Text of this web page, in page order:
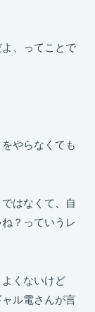
、ってことで
やらなくても
はなくて、自
？っていうレ
くないけど
ャル電さんが言